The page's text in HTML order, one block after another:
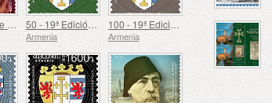
Centenario de Gohar Gasparyan 50 - 19ª Edición Definitiva, Escudos de Armas Armenios
Armenia
100 - 19ª Edición Definitiva, Escudos de Armas Armenios
Armenia